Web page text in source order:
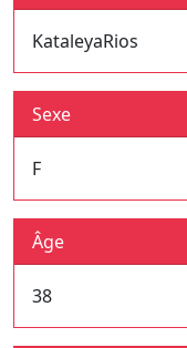
KataleyaRios
Sexe
F
Âge
38